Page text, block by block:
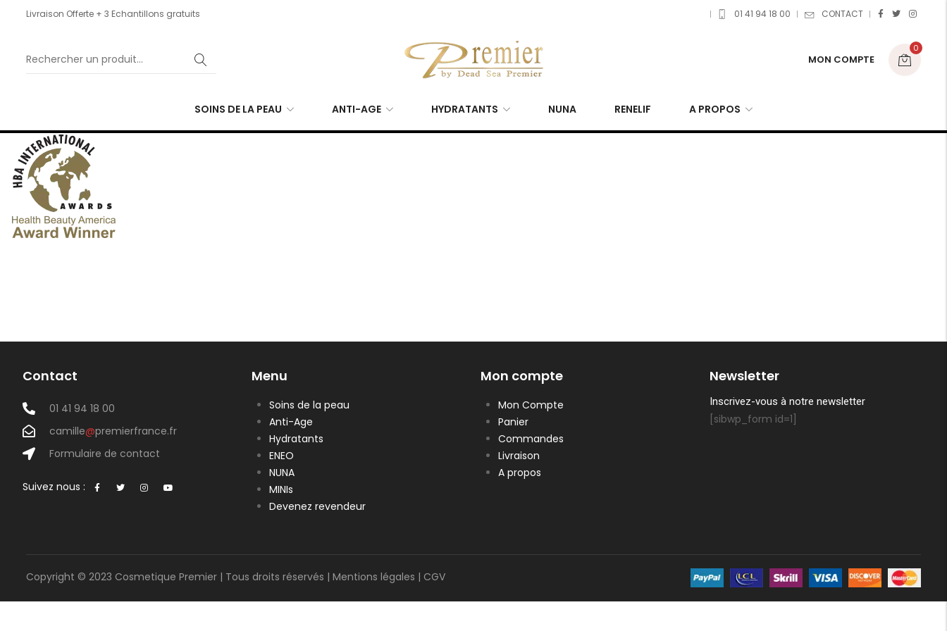
Livraison Offerte + 3 Echantillons gratuits 01 41 94 18 00 CONTACT
MON COMPTE
0
SOINS DE LA PEAU ANTI-AGE HYDRATANTS NUNA RENELIF A PROPOS
Contact
01 41 94 18 00
camille@premierfrance.fr
Formulaire de contact
Suivez nous :
Menu
Soins de la peau
Anti-Age
Hydratants
ENEO
NUNA
MINIs
Devenez revendeur
Mon compte
Mon Compte
Panier
Commandes
Livraison
A propos
Newsletter
Inscrivez-vous à notre newsletter
[sibwp_form id=1]
Copyright © 2023 Cosmetique Premier | Tous droits réservés | Mentions légales | CGV